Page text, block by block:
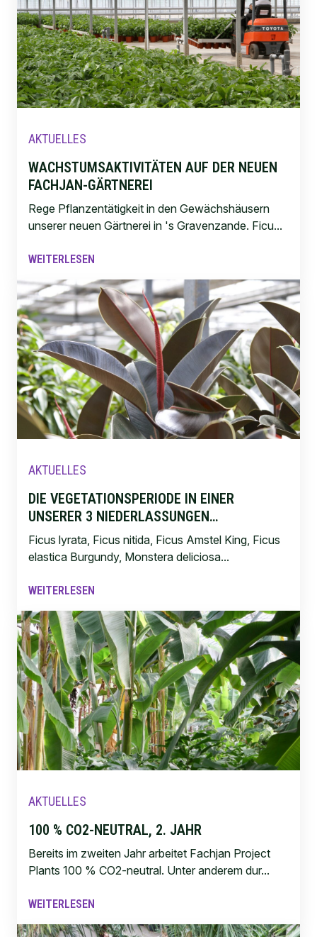
AKTUELLES
WACHSTUMSAKTIVITÄTEN AUF DER NEUEN
FACHJAN-GÄRTNEREI
Rege Pflanzentätigkeit in den Gewächshäusern
unserer neuen Gärtnerei in 's Gravenzande. Ficu...
WEITERLESEN
AKTUELLES
DIE VEGETATIONSPERIODE IN EINER
UNSERER 3 NIEDERLASSUNGEN…
Ficus lyrata, Ficus nitida, Ficus Amstel King, Ficus
elastica Burgundy, Monstera deliciosa...
WEITERLESEN
AKTUELLES
100 % CO2-NEUTRAL, 2. JAHR
Bereits im zweiten Jahr arbeitet Fachjan Project
Plants 100 % CO2-neutral. Unter anderem dur...
WEITERLESEN